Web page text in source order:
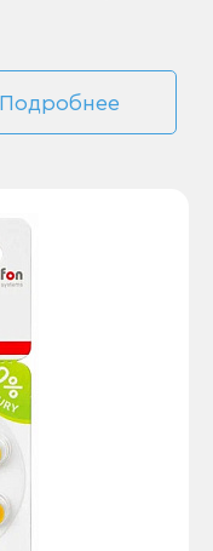
Подробнее